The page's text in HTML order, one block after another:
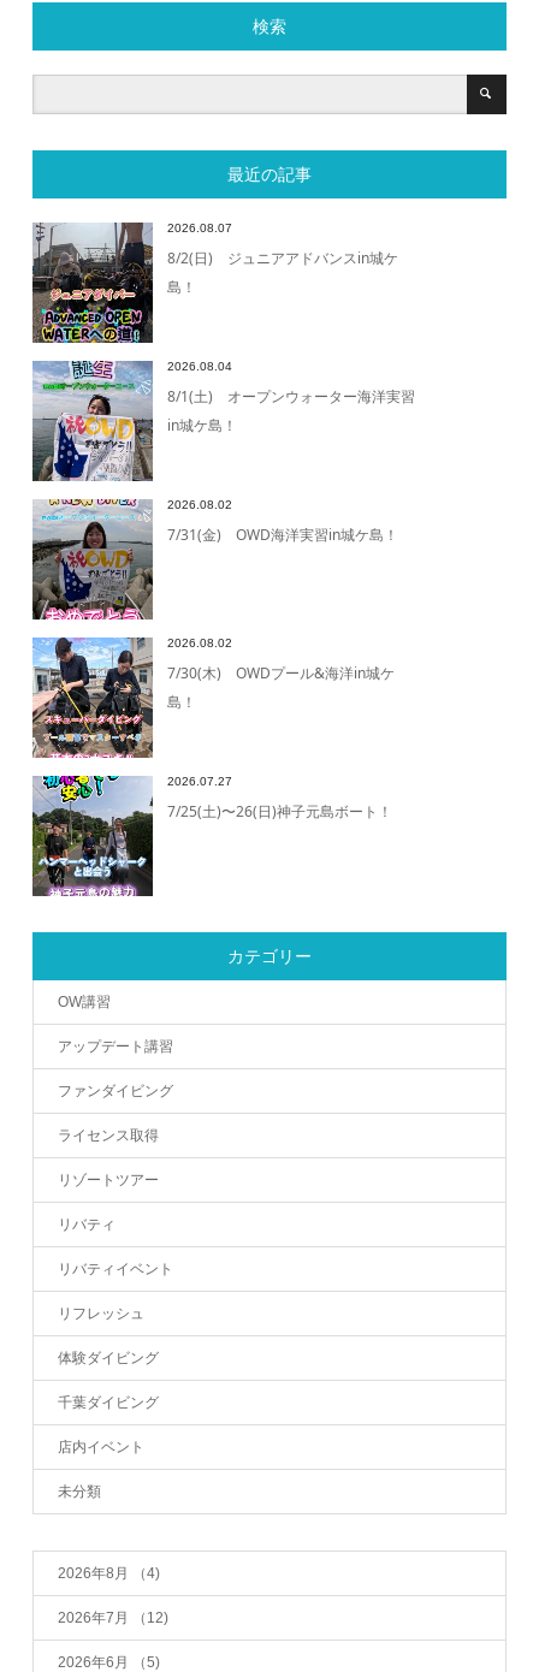
検索
最近の記事
2026.08.07
8/2(日) ジュニアアドバンスin城ケ
島！
2026.08.04
8/1(土) オープンウォーター海洋実習
in城ケ島！
2026.08.02
7/31(金) OWD海洋実習in城ケ島！
2026.08.02
7/30(木) OWDプール&海洋in城ケ
島！
2026.07.27
7/25(土)〜26(日)神子元島ボート！
カテゴリー
OW講習
アップデート講習
ファンダイビング
ライセンス取得
リゾートツアー
リバティ
リバティイベント
リフレッシュ
体験ダイビング
千葉ダイビング
店内イベント
未分類
2026年8月 （4)
2026年7月 （12)
2026年6月 （5)